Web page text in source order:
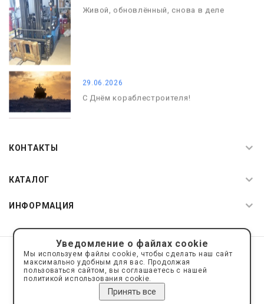
Живой, обновлённый, снова в деле
29.06.2026
С Днём кораблестроителя!
КОНТАКТЫ
КАТАЛОГ
ИНФОРМАЦИЯ
© 2019—2026 Интернет пространство АкваРос
sale@a-ros.ru
Политика конфиденциальности
Политика обработки персональных данных
Уведомление о файлах cookie
Мы используем файлы cookie, чтобы сделать наш сайт
максимально удобным для вас. Продолжая
пользоваться сайтом, вы соглашаетесь с нашей
политикой использования cookie.
Принять все